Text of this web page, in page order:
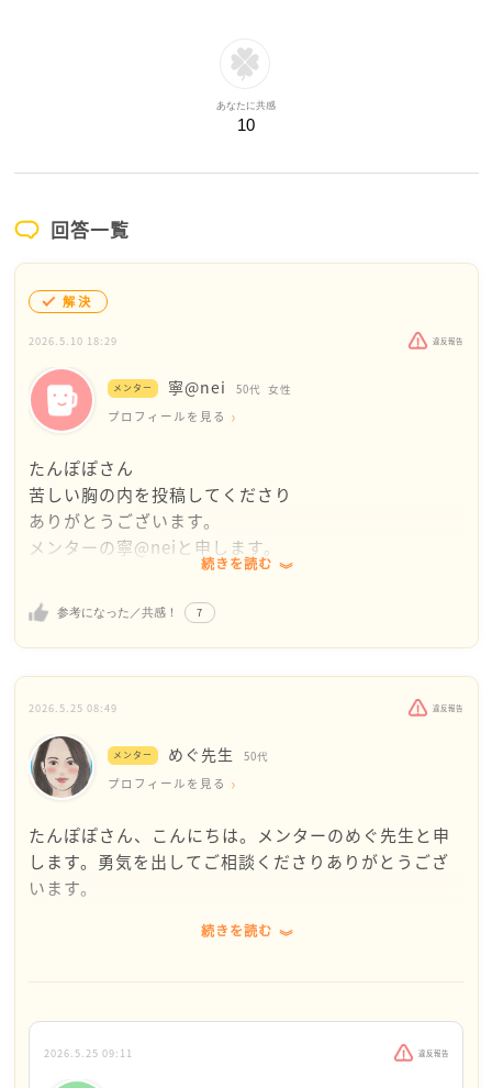
あなたに共感
10
回答一覧
解決
2026.5.10 18:29 違反報告
メンター 寧@nei 50代 女性
プロフィールを見る
たんぽぽさん
苦しい胸の内を投稿してくださり
ありがとうございます。
メンターの寧@neiと申します。
過去の投稿も拝見いたしました。
実のお母様からの心無い言葉に
私も読んでいてつらい気持ちになりました。
例え血のつながった親子でも、
血の繋がりのない関係性でも、
そこにどんな事情があっても、
言ってはいけないことがあります。
ご自身のお子様に対して
言ってはいけないことです。
つらいお気持ちで受け止めています。
続きを読む
参考になった／共感！ 7
2026.5.25 08:49 違反報告
メンター めぐ先生 50代
プロフィールを見る
たんぽぽさん、こんにちは。メンターのめぐ先生と申
します。勇気を出してご相談くださりありがとうござ
います。
長い年月、本当に苦しい思いをされてきたのですね。
しかも今も同居の中で、毎日のように不満や怒りを浴
び続けているのですから、心が限界に近くなるのは、
続きを読む
2026.5.25 09:11 違反報告